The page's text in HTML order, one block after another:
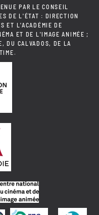
PAR LE CONSEIL
DE L'ÉTAT : DIRECTION
ET L'ACADÉMIE DE
ET DE L'IMAGE ANIMÉE ;
DU CALVADOS, DE LA